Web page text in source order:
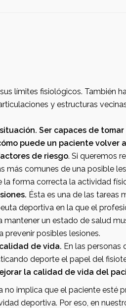
vecinas de la parte
Ser capaces de tomar decisiones sobre
puede un paciente volver
de riesgo. Si queremos reducir los riesgos y
comunes de una posible lesión es
la forma correcta la actividad
Ésta es una de las tareas más importantes de
en la que el profesional ayuda al
un estado de salud musculo-esquelético
prevenir posibles lesiones.
de vida. En las personas de edad media que
deporte el papel del
la calidad de vida del
el paciente esté preparado para
deportiva. Por eso, en